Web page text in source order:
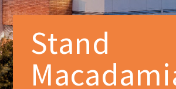
Stand